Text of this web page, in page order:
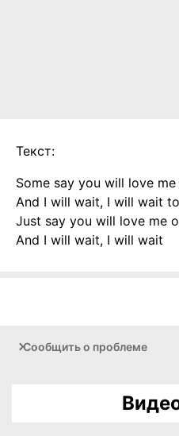
Текст:
Some say you will love
And I will wait, I will wait
Just say you will love me
And I will wait, I will wait
Сообщить о проблеме